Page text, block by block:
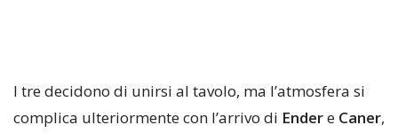
I tre decidono di unirsi al tavolo, ma l’atmosfera si
complica ulteriormente con l’arrivo di Endere Caner,